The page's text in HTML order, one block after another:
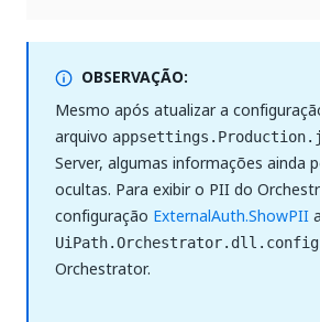
OBSERVAÇÃO:
Mesmo após atualizar a
arquivo
Server, algumas informações ainda
ocultas. Para exibir o PII do
configuração ExternalAuth.ShowPII
UiPath.Orchestrator.dll.config
Orchestrator.